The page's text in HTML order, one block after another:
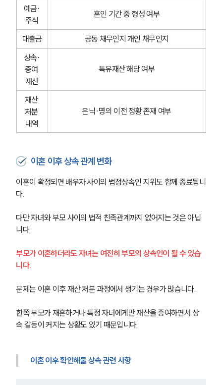
예금·
주식
혼인 기간 중 형성 여부
대출금
공동 채무인지 개인 채무인지
상속·
증여
재산
특유재산 해당 여부
재산
처분
내역
은닉·명의 이전 정황 존재 여부
이혼 이후 상속 관계 변화
이혼이 확정되면 배우자 사이의 법정상속인 지위도 함께 종료됩니
다.
다만 자녀와 부모 사이의 법적 친족관계까지 없어지는 것은 아닙
니다.
부모가 이혼하더라도 자녀는 여전히 부모의 상속인이 될 수 있습
니다.
문제는 이혼 이후 재산 처분 과정에서 생기는 경우가 많습니다.
한쪽 부모가 재혼하거나 특정 자녀에게만 재산을 증여하면서 상
속 갈등이 커지는 상황도 있기 때문입니다.
이혼 이후 확인해둘 상속 관련 사항